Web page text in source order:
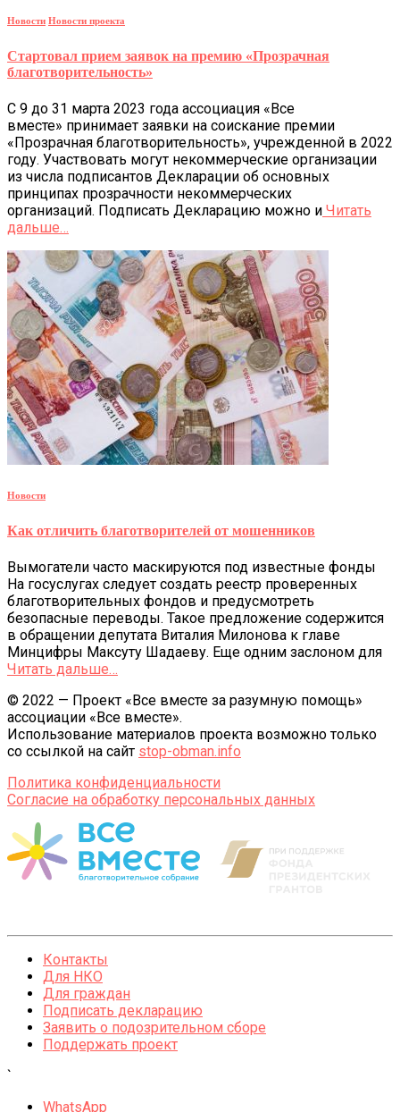
Новости Новости проекта
Стартовал прием заявок на премию «Прозрачная
благотворительность»
С 9 до 31 марта 2023 года ассоциация «Все
вместе» принимает заявки на соискание премии
«Прозрачная благотворительность», учрежденной в 2022
году. Участвовать могут некоммерческие организации
из числа подписантов Декларации об основных
принципах прозрачности некоммерческих
организаций. Подписать Декларацию можно и Читать
дальше…
Новости
Как отличить благотворителей от мошенников
Вымогатели часто маскируются под известные фонды
На госуслугах следует создать реестр проверенных
благотворительных фондов и предусмотреть
безопасные переводы. Такое предложение содержится
в обращении депутата Виталия Милонова к главе
Минцифры Максуту Шадаеву. Еще одним заслоном для
Читать дальше…
© 2022 — Проект «Все вместе за разумную помощь»
ассоциации «Все вместе».
Использование материалов проекта возможно только
со ссылкой на сайт stop-obman.info
Политика конфиденциальности
Согласие на обработку персональных данных
Контакты
Для НКО
Для граждан
Подписать декларацию
Заявить о подозрительном сборе
Поддержать проект
`
WhatsApp